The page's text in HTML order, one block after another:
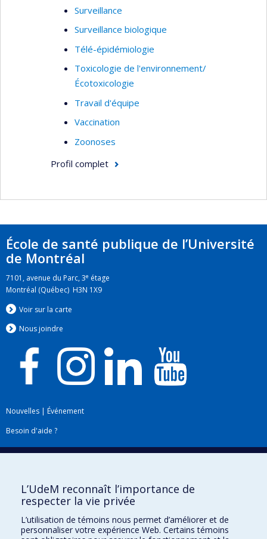
Surveillance
Surveillance biologique
Télé-épidémiologie
Toxicologie de l'environnement/
Écotoxicologie
Travail d'équipe
Vaccination
Zoonoses
Profil complet
École de santé publique de l’Université
de Montréal
7101, avenue du Parc, 3e étage
Montréal (Québec) H3N 1X9
Voir sur la carte
Nous joindre
Nouvelles | Événement
Besoin d'aide ?
Plan du site|Accessibilité
Téléchargez les logos de l'ESPUM
L’UdeM reconnaît l’importance de
respecter la vie privée
L’utilisation de témoins nous permet d’améliorer et de
personnaliser votre expérience Web. Certains témoins